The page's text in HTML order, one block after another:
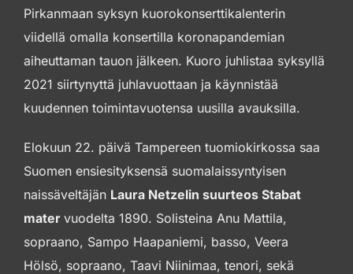
Pirkanmaan syksyn kuorokonserttikalenterin
viidellä omalla konsertilla koronapandemian
aiheuttaman tauon jälkeen. Kuoro juhlistaa syksyllä
2021 siirtynyttä juhlavuottaan ja käynnistää
kuudennen toimintavuotensa uusilla avauksilla.
Elokuun 22. päivä Tampereen tuomiokirkossa saa
Suomen ensiesityksensä suomalaissyntyisen
naissäveltäjän Laura Netzelin suurteos Stabat
mater vuodelta 1890. Solisteina Anu Mattila,
sopraano, Sampo Haapaniemi, basso, Veera
Hölsö, sopraano, Taavi Niinimaa, tenori, sekä